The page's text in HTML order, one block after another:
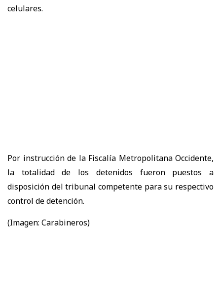
celulares.
Por instrucción de la Fiscalía Metropolitana Occidente,
la totalidad de los detenidos fueron puestos a
disposición del tribunal competente para su respectivo
control de detención.
(Imagen: Carabineros)